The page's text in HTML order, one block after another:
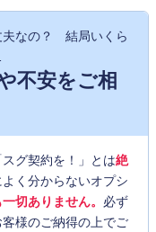
なの？ 結局いくら
不安をご相
グ契約を！」とは絶
く分からないオプシ
切ありません。 必ず
様のご納得の上でご